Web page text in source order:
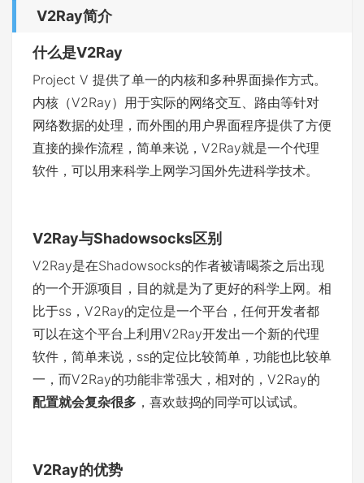
V2Ray简介
什么是V2Ray
Project V 提供了单一的内核和多种界面操作方式。
内核（V2Ray）用于实际的网络交互、路由等针对
网络数据的处理，而外围的用户界面程序提供了方便
直接的操作流程，简单来说，V2Ray就是一个代理
软件，可以用来科学上网学习国外先进科学技术。
V2Ray与Shadowsocks区别
V2Ray是在Shadowsocks的作者被请喝茶之后出现
的一个开源项目，目的就是为了更好的科学上网。相
比于ss，V2Ray的定位是一个平台，任何开发者都
可以在这个平台上利用V2Ray开发出一个新的代理
软件，简单来说，ss的定位比较简单，功能也比较单
一，而V2Ray的功能非常强大，相对的，V2Ray的
配置就会复杂很多 ，喜欢鼓捣的同学可以试试。
V2Ray的优势